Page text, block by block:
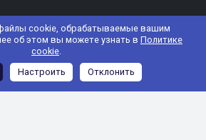
cookie, обрабатываемые вашим
об этом вы можете узнать в Политике
cookie.
Настроить Отклонить
детства "Лада"